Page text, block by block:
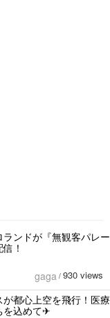
ンドが『無観客パレー
！
gaga / 930 views
が都心上空を飛行！医療
を込めて✈︎